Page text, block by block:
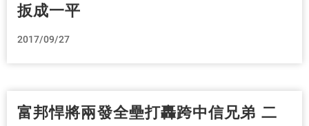
扳成一平
2017/09/27
富邦悍將兩發全壘打轟跨中信兄弟 二